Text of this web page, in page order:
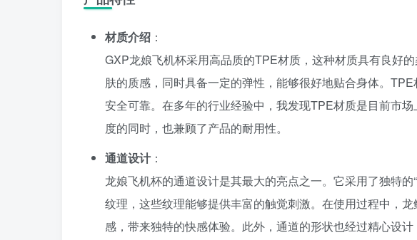
材质介绍 ：
GXP龙娘飞机杯采用高品质的TPE材质，这种材质具有良好
肤的质感，同时具备一定的弹性，能够很好地贴合身体。
安全可靠。在多年的行业经验中，我发现TPE材质是目前市
度的同时，也兼顾了产品的耐用性。
通道设计：
龙娘飞机杯的通道设计是其最大的亮点之一。它采用了独特
纹理，这些纹理能够提供丰富的触觉刺激。在使用过程中，
感，带来独特的快感体验。此外，通道的形状也经过精心设